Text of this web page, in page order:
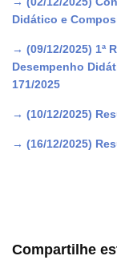
Didático e
→ (09/12/2025) 1ª
Desempenho
171/2025
→ (10/12/2025)
→ (16/12/2025)
Compartilhe